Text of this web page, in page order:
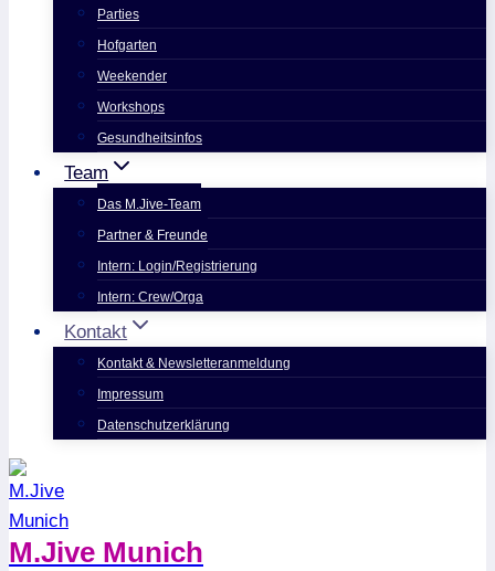
Parties
Hofgarten
Weekender
Workshops
Gesundheitsinfos
Team
Das M.Jive-Team
Partner & Freunde
Intern: Login/Registrierung
Intern: Crew/Orga
Kontakt
Kontakt & Newsletteranmeldung
Impressum
Datenschutzerklärung
M.Jive Munich